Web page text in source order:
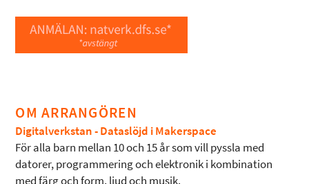
OM ARRANGÖREN
Digitalverkstan - Dataslöjd i Makerspace
För alla barn mellan 10 och 15 år som vill pyssla med
datorer, programmering och elektronik i kombination
med färg och form, ljud och musik.